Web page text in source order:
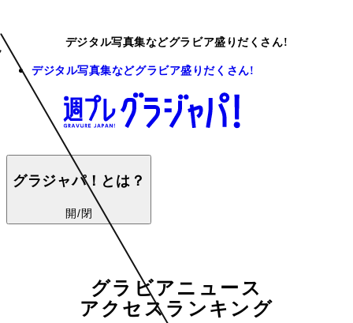
デジタル写真集などグラビア盛りだくさん!
デジタル写真集などグラビア盛りだくさん!
グラジャパ！とは？
開/閉
グラビアニュース
アクセスランキング